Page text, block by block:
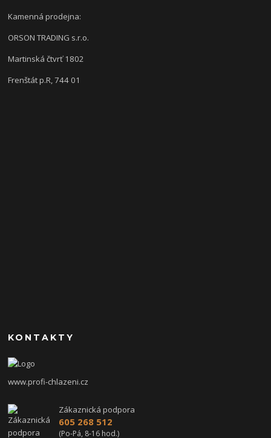
Kamenná prodejna:
ORSON TRADING s.r.o.
Martinská čtvrť 1802
Frenštát p.R, 744 01
KONTAKTY
www.profi-chlazeni.cz
Zákaznická podpora
605 268 512
(Po-Pá, 8-16 hod.)